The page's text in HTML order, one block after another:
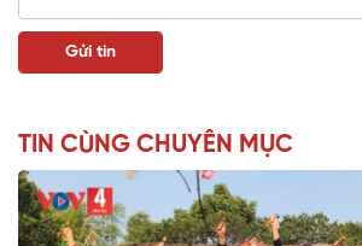
TIN CÙNG CHUYÊN MỤC